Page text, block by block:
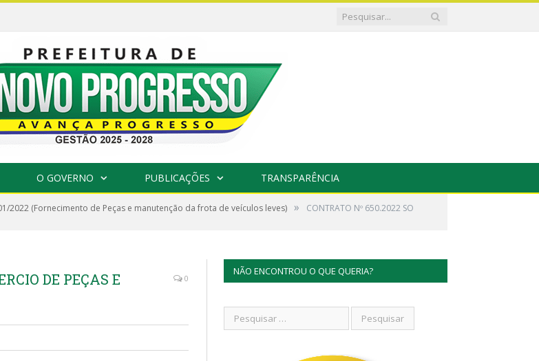
O GOVERNO PUBLICAÇÕES TRANSPARÊNCIA
2022 (Fornecimento de Peças e manutenção da frota de veículos leves) » CONTRATO Nº 650.2022 SO
DE PEÇAS E
0
NÃO ENCONTROU O QUE QUERIA?